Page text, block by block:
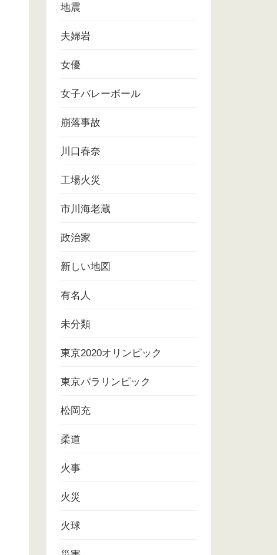
地震
夫婦岩
女優
女子バレーボール
崩落事故
川口春奈
工場火災
市川海老蔵
政治家
新しい地図
有名人
未分類
東京2020オリンピック
東京パラリンピック
松岡充
柔道
火事
火災
火球